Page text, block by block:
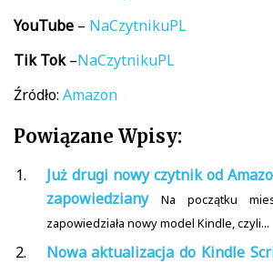
YouTube – NaCzytnikuPL
Tik Tok–NaCzytnikuPL
Źródło: Amazon
Powiązane Wpisy:
Już drugi nowy czytnik od
zapowiedziany
Na początku
zapowiedziała nowy model Kindle, czyli...
Nowa aktualizacja do Kindle